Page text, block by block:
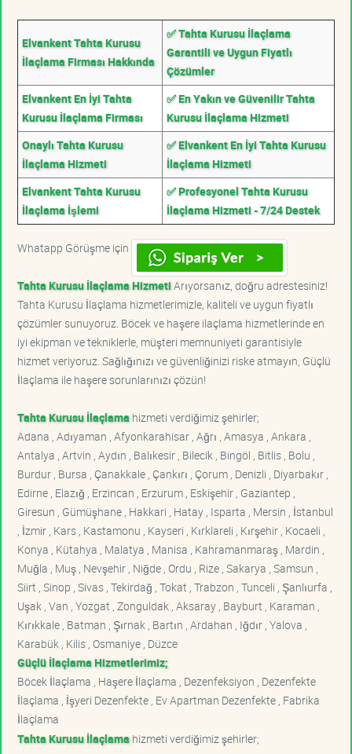
Elvankent Tahta Kurusu
İlaçlama Firması Hakkında
✅ Tahta Kurusu İlaçlama
Garantili ve Uygun Fiyatlı
Çözümler
Elvankent En İyi Tahta
Kurusu İlaçlama Firması
✅ En Yakın ve Güvenilir Tahta
Kurusu İlaçlama Hizmeti
Onaylı Tahta Kurusu
İlaçlama Hizmeti
✅ Elvankent En İyi Tahta Kurusu
İlaçlama Hizmeti
Elvankent Tahta Kurusu
İlaçlama İşlemi
✅ Profesyonel Tahta Kurusu
İlaçlama Hizmeti - 7/24 Destek
Whatapp Görüşme için
Tahta Kurusu İlaçlama HizmetiArıyorsanız, doğru adrestesiniz!
Tahta Kurusu İlaçlama hizmetlerimizle, kaliteli ve uygun fiyatlı
çözümler sunuyoruz. Böcek ve haşere ilaçlama hizmetlerinde en
iyi ekipman ve tekniklerle, müşteri memnuniyeti garantisiyle
hizmet veriyoruz. Sağlığınızı ve güvenliğinizi riske atmayın, Güçlü
İlaçlama ile haşere sorunlarınızı çözün!
Tahta Kurusu İlaçlama hizmeti verdiğimiz şehirler;
Adana , Adıyaman , Afyonkarahisar , Ağrı , Amasya , Ankara ,
Antalya , Artvin , Aydın , Balıkesir , Bilecik , Bingöl , Bitlis , Bolu ,
Burdur , Bursa , Çanakkale , Çankırı , Çorum , Denizli , Diyarbakır ,
Edirne , Elazığ , Erzincan , Erzurum , Eskişehir , Gaziantep ,
Giresun , Gümüşhane , Hakkari , Hatay , Isparta , Mersin , İstanbul
, İzmir , Kars , Kastamonu , Kayseri , Kırklareli , Kırşehir , Kocaeli ,
Konya , Kütahya , Malatya , Manisa , Kahramanmaraş , Mardin ,
Muğla , Muş , Nevşehir , Niğde , Ordu , Rize , Sakarya , Samsun ,
Siirt , Sinop , Sivas , Tekirdağ , Tokat , Trabzon , Tunceli , Şanlıurfa ,
Uşak , Van , Yozgat , Zonguldak , Aksaray , Bayburt , Karaman ,
Kırıkkale , Batman , Şırnak , Bartın , Ardahan , Iğdır , Yalova ,
Karabük , Kilis , Osmaniye , Düzce
Güçlü İlaçlama Hizmetlerimiz;
Böcek İlaçlama , Haşere İlaçlama , Dezenfeksiyon , Dezenfekte
İlaçlama , İşyeri Dezenfekte , Ev Apartman Dezenfekte , Fabrika
İlaçlama
Tahta Kurusu İlaçlama hizmeti verdiğimiz şehirler;